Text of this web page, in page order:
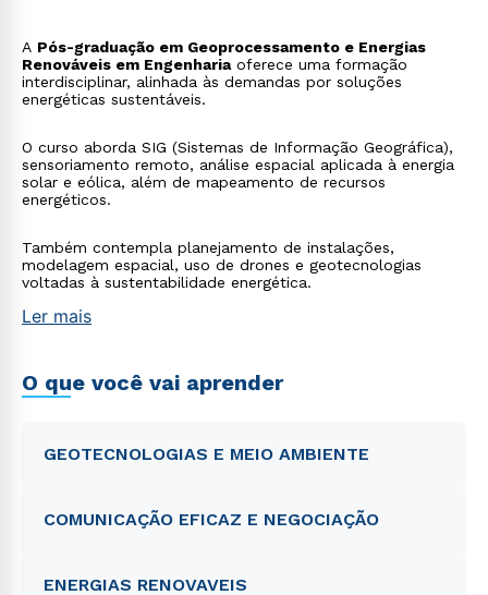
A Pós-graduação em Geoprocessamento e Energias
Renováveis em Engenhariaoferece uma formação
interdisciplinar, alinhada às demandas por soluções
energéticas sustentáveis.
O curso aborda SIG (Sistemas de Informação Geográfica),
sensoriamento remoto, análise espacial aplicada à energia
solar e eólica, além de mapeamento de recursos
energéticos.
Também contempla planejamento de instalações,
modelagem espacial, uso de drones e geotecnologias
voltadas à sustentabilidade energética.
Ler mais
O que você vai aprender
GEOTECNOLOGIAS E MEIO AMBIENTE
COMUNICAÇÃO EFICAZ E NEGOCIAÇÃO
ENERGIAS RENOVAVEIS